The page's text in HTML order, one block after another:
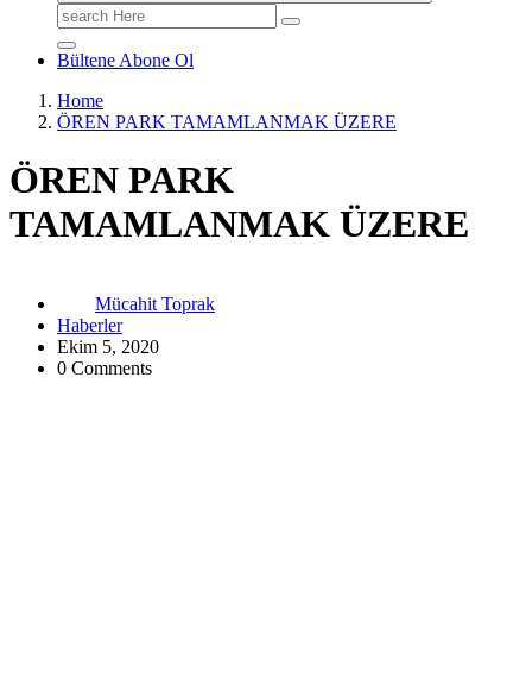
Search
for:
Bültene Abone Ol
Home
ÖREN PARK TAMAMLANMAK ÜZERE
ÖREN PARK
TAMAMLANMAK ÜZERE
Mücahit Toprak
Haberler
Ekim 5, 2020
0 Comments